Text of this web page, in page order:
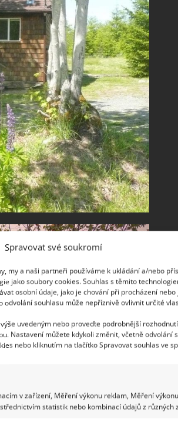
Spravovat své soukromí
my a naši partneři používáme k ukládání a/nebo
jako soubory cookies. Souhlas s těmito
osobní údaje, jako je chování při procházení nebo
odvolání souhlasu může nepříznivě ovlivnit určité
uvedeným nebo proveďte podrobnější
Nastavení můžete kdykoli změnit, včetně odvolání
nebo kliknutím na tlačítko Spravovat souhlas ve
v zařízení, Měření výkonu reklam, Měření výkonu
statistik nebo kombinací údajů z různých